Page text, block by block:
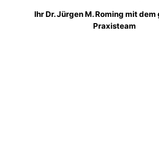
Ihr Dr. Jürgen M. Roming mit
Praxisteam